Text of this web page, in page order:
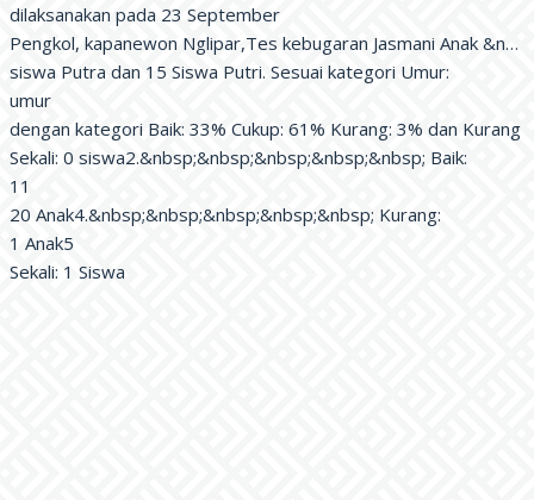
dilaksanakan pada 23 September
Pengkol, kapanewon Nglipar,Tes kebugaran Jasmani Anak
siswa Putra dan 15 Siswa Putri. Sesuai kategori Umur:
umur
dengan kategori Baik: 33% Cukup: 61% Kurang: 3% dan Kurang
Sekali: 0 siswa2.&nbsp;&nbsp;&nbsp;&nbsp;&nbsp; Baik:
11
20 Anak4.&nbsp;&nbsp;&nbsp;&nbsp;&nbsp; Kurang:
1 Anak5
Sekali: 1 Siswa